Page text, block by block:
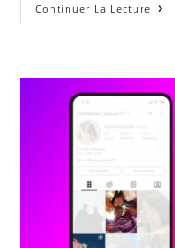
Continuer La Lecture